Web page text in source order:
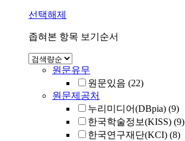
선택해제
좁혀본 항목 보기순서
원문유무
원문있음 (22)
원문제공처
누리미디어(DBpia) (9)
한국학술정보(KISS) (9)
한국연구재단(KCI) (8)